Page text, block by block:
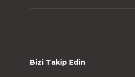
Bizi Takip Edin